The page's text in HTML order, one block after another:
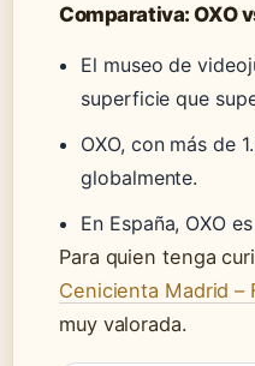
Comparativa: OXO
El museo de
superficie que
OXO, con más de
globalmente.
En España, OXO
Para quien tenga
Cenicienta Madrid –
muy valorada.